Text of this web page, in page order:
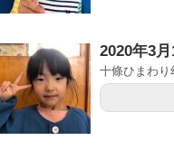
2020年3月
十條ひまわ